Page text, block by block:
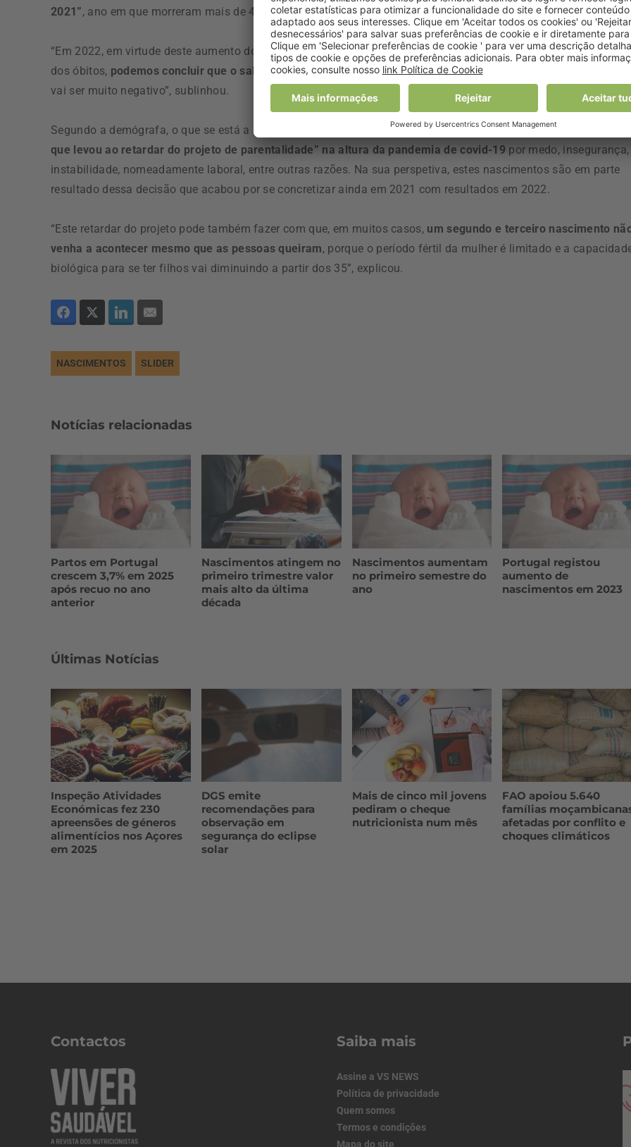
2021”, ano em que morreram mais de 45.000 do que aquelas que nasceram.
“Em 2022, em virtude deste aumento dos nascimentos, que não é muito significativo, e também pela evolução
dos óbitos, podemos concluir que o saldo natural não seja tão negativo quanto foi em 2021
vai ser muito negativo”, sublinhou.
Segundo a demógrafa, o que se está a assistir “é o resultado de algo que aconteceu no passado muito recente,
que levou ao retardar do projeto de parentalidade” na altura da pandemia de covid-19por medo, insegurança,
instabilidade, nomeadamente laboral, entre outras razões. Na sua perspetiva, estes nascimentos são em parte
resultado dessa decisão que acabou por se concretizar ainda em 2021 com resultados em 2022.
“Este retardar do projeto pode também fazer com que, em muitos casos, um segundo e terceiro nascimento
venha a acontecer mesmo que as pessoas queiram, porque o período fértil da mulher é limitado e a
biológica para se ter filhos vai diminuindo a partir dos 35”, explicou.
NASCIMENTOS SLIDER
Notícias relacionadas
Partos em Portugal
crescem 3,7% em 2025
após recuo no ano
anterior
Nascimentos atingem no
primeiro trimestre valor
mais alto da última
década
Nascimentos aumentam
no primeiro semestre do
ano
Portugal registou
aumento de
nascimentos em 2023
Últimas Notícias
Inspeção Atividades
Económicas fez 230
apreensões de géneros
alimentícios nos Açores
em 2025
DGS emite
recomendações para
observação em
segurança do eclipse
solar
Mais de cinco mil jovens
pediram o cheque
nutricionista num mês
FAO apoiou 5.640
famílias
afetadas por conflito e
choques climáticos
Contactos Saiba mais
Assine a VS NEWS
Política de privacidade
Quem somos
Termos e condições
Mapa do site